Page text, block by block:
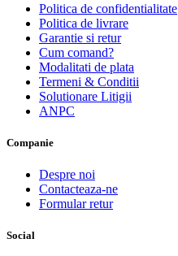
Politica de confidentialitate
Politica de livrare
Garantie si retur
Cum comand?
Modalitati de plata
Termeni & Conditii
Solutionare Litigii
ANPC
Companie
Despre noi
Contacteaza-ne
Formular retur
Social